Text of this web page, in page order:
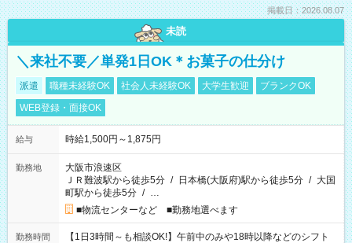
掲載日：2026.08.07
未読
＼来社不要／単発1日OK＊お菓子の仕分け
派遣 職種未経験OK 社会人未経験OK 大学生歓迎
ブランクOK
WEB登録・面接OK
給与 時給1,500円～1,875円
勤務地
大阪市浪速区
ＪＲ難波駅から徒歩5分 / 日本橋(大阪府)駅から徒歩5分 / 大国
町駅から徒歩5分 / …
■物流センターなど ■勤務地選べます
勤務時間
【1日3時間～も相談OK!】午前中のみや18時以降などのシフト